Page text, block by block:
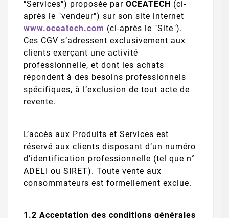
"Services") proposée par OCEATECH (ci-
après le "vendeur") sur son site internet
www.oceatech.com (ci-après le "Site").
Ces CGV s’adressent exclusivement aux
clients exerçant une activité
professionnelle, et dont les achats
répondent à des besoins professionnels
spécifiques, à l’exclusion de tout acte de
revente.
L’accès aux Produits et Services est
réservé aux clients disposant d’un numéro
d’identification professionnelle (tel que n°
ADELI ou SIRET). Toute vente aux
consommateurs est formellement exclue.
1.2 Acceptation des conditions générales